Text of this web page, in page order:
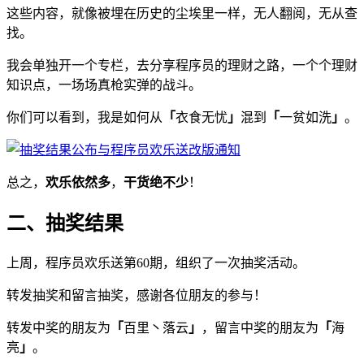
这些内容，就像被埋在历史的尘埃里一样，无人翻阅，无从查
找。
我会单独开一个专栏，去分享程序员的理财之路，一个个理财
知识点，一场场真枪实弹的战斗。
你们可以看到，我是如何从 「衣食无忧 」 混到 「一贫如洗 」 。
总之， 欢乐依然多， 干货绝不少！
二、抽奖结果
上周，程序员欢乐送第60期，组织了一次抽奖活动。
转发抽奖和留言抽奖，感谢各位朋友的参与！
转发中奖的朋友为 「 百里丶落云 」 ，留言中奖的朋友为 「 海
亮 」 。